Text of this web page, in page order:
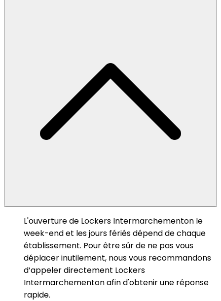
L'ouverture de Lockers Intermarchementon le
week-end et les jours fériés dépend de chaque
établissement. Pour être sûr de ne pas vous
déplacer inutilement, nous vous recommandons
d’appeler directement Lockers
Intermarchementon afin d'obtenir une réponse
rapide.